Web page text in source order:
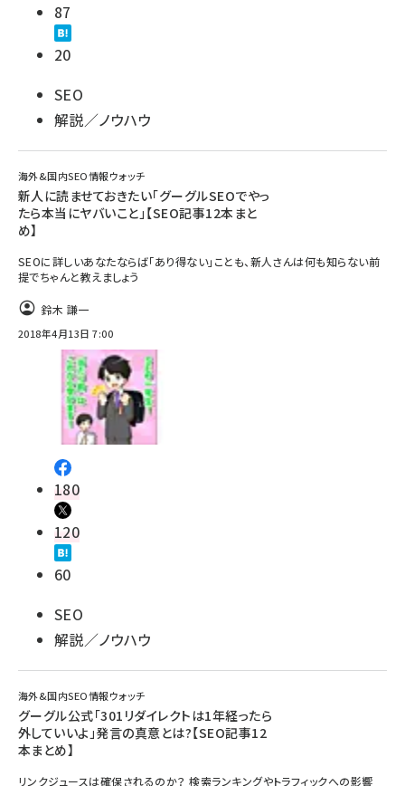
87
20
SEO
解説／ノウハウ
海外&国内SEO情報ウォッチ
新人に読ませておきたい「グーグルSEOでやっ
たら本当にヤバいこと」【SEO記事12本まと
め】
SEOに詳しいあなたならば「あり得ない」ことも、新人さんは何も知らない前
提でちゃんと教えましょう
鈴木 謙一
2018年4月13日 7:00
180
120
60
SEO
解説／ノウハウ
海外&国内SEO情報ウォッチ
グーグル公式「301リダイレクトは1年経ったら
外していいよ」発言の真意とは?【SEO記事12
本まとめ】
リンクジュースは確保されるのか？ 検索ランキングやトラフィックへの影響